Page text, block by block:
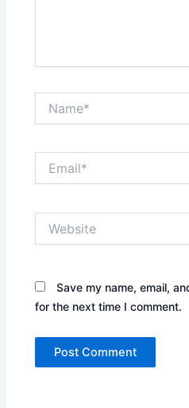
Save my name, email,
for the next time I comment.